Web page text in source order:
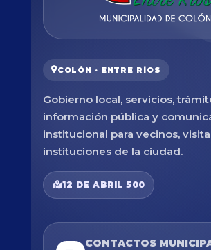
COLÓN · ENTRE RÍOS
Gobierno local, servicios,
información pública y
institucional para vecinos,
instituciones de la ciudad.
12 DE ABRIL 500
CONTACTOS